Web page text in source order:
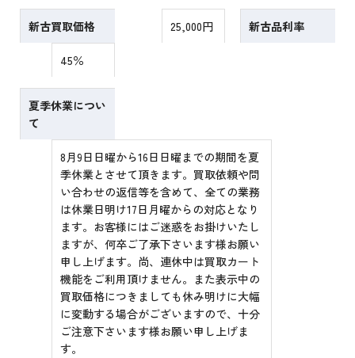
新古買取価格 25,000円 新古品利率
45％
夏季休業につい
て
8月9日日曜から16日日曜までの期間を夏
季休業とさせて頂きます。買取依頼や問
い合わせの返信等を含めて、全ての業務
は休業日明け17日月曜からの対応となり
ます。お客様にはご迷惑をお掛けいたし
ますが、何卒ご了承下さいます様お願い
申し上げます。尚、連休中は買取カート
機能をご利用頂けません。また表示中の
買取価格につきましても休み明けに大幅
に変動する場合がございますので、十分
ご注意下さいます様お願い申し上げま
す。